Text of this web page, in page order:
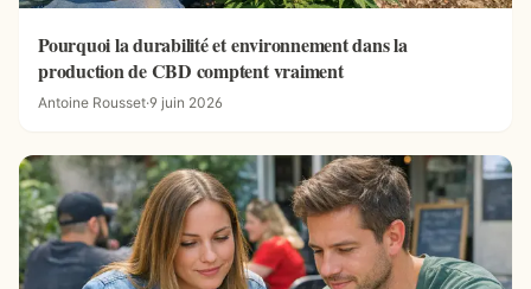
Pourquoi la durabilité et environnement dans la
production de CBD comptent vraiment
Antoine Rousset·9 juin 2026